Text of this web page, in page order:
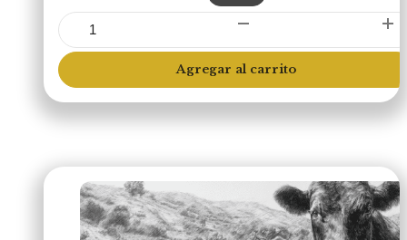
Tampiqueña
(Libre
Pastoreo)
cantidad
Agregar al carrito